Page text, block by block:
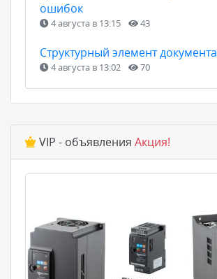
ошибок
4 августа в 13:15 43
Структурный элемент документа
4 августа в 13:02 70
VIP - объявления Акция!